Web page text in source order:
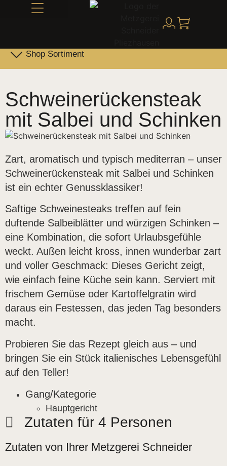
Shop Sortiment
Schweinerückensteak
mit Salbei und Schinken
Zart, aromatisch und typisch mediterran – unser
Schweinerückensteak mit Salbei und Schinken
ist ein echter Genussklassiker!
Saftige Schweinesteaks treffen auf fein
duftende Salbeiblätter und würzigen Schinken –
eine Kombination, die sofort Urlaubsgefühle
weckt. Außen leicht kross, innen wunderbar zart
und voller Geschmack: Dieses Gericht zeigt,
wie einfach feine Küche sein kann. Serviert mit
frischem Gemüse oder Kartoffelgratin wird
daraus ein Festessen, das jeden Tag besonders
macht.
Probieren Sie das Rezept gleich aus – und
bringen Sie ein Stück italienisches Lebensgefühl
auf den Teller!
Gang/Kategorie
Hauptgericht
Zutaten für 4 Personen
Zutaten von Ihrer Metzgerei Schneider